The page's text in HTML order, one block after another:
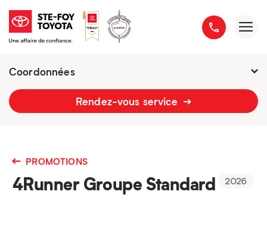
Coordonnées
2777 boulevard du Versant-Nord
Rendez-vous service
PROMOTIONS
4Runner Groupe Standard 2026